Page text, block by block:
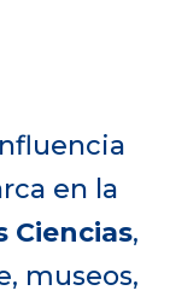
en la
Ciencias,
museos,